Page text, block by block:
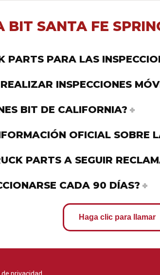
BIT SANTA FE
PARTS PARA LAS
INSPECCIONES
BIT DE CALIFORNIA?
OFICIAL SOBRE
PARTS A SEGUIR
CADA 90 DÍAS?
Haga clic para llamar